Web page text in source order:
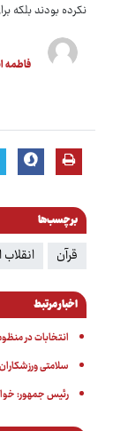
نکرده بودند بلکه
فاطمه
برچسب‌ها
قرآن
اخبار مرتبط
انتخابات در
سلامتی
رئیس جمهور: